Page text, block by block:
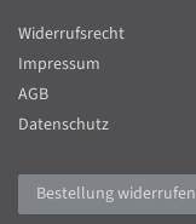
Widerrufsrecht
Impressum
AGB
Datenschutz
Bestellung widerrufen